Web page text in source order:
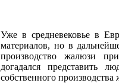
Уже в средневековье в
материалов, но в
производство жалюзи
догадался представить
собственного производства